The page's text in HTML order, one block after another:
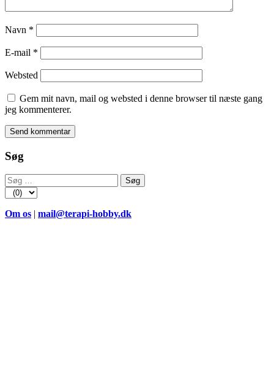
Navn *
E-mail *
Websted
Gem mit navn, mail og websted i denne browser til næste gang
jeg kommenterer.
Søg
Søg
efter:
Om os mail@terapi-hobby.dk